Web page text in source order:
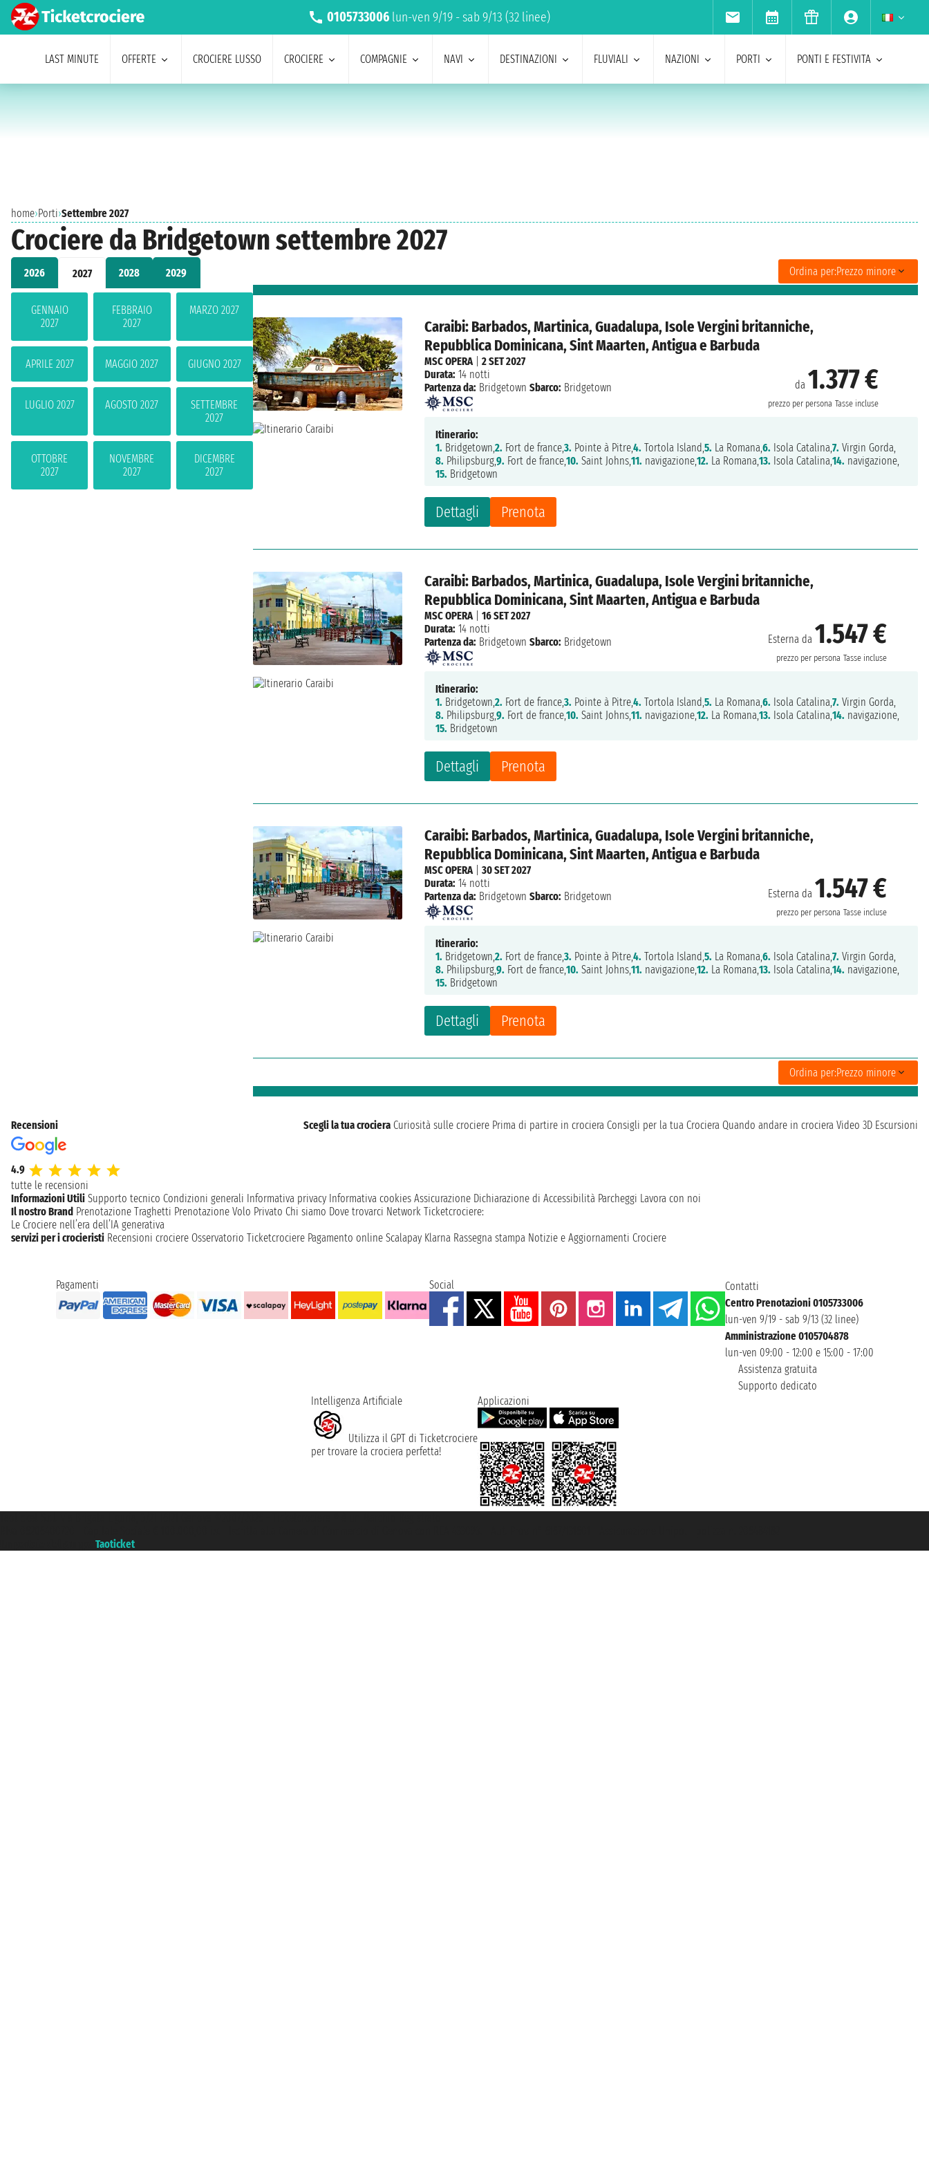
0105733006 lun-ven 9/19 - sab 9/13 (32 linee)
LAST MINUTE OFFERTE CROCIERE LUSSO CROCIERE COMPAGNIE NAVI DESTINAZIONI FLUVIALI NAZIONI PORTI PONTI E FESTIVITA
home›Porti›Settembre 2027
Crociere da Bridgetown settembre 2027
2026 2027 2028 2029
GENNAIO
2027
FEBBRAIO
2027
MARZO 2027
APRILE 2027 MAGGIO 2027 GIUGNO 2027
LUGLIO 2027 AGOSTO 2027
SETTEMBRE
2027
OTTOBRE
2027
NOVEMBRE
2027
DICEMBRE
2027
Ordina per:Prezzo minore
Caraibi: Barbados, Martinica, Guadalupa, Isole Vergini britanniche,
Repubblica Dominicana, Sint Maarten, Antigua e Barbuda
da 1.377 €
prezzo per persona Tasse incluse
Dettagli Prenota
MSC OPERA|2 SET 2027
Durata: 14 notti
Partenza da: Bridgetown Sbarco: Bridgetown
Itinerario:
1. Bridgetown,2. Fort de france,3. Pointe à Pitre,4. Tortola Island,5. La Romana,6. Isola Catalina,7. Virgin Gorda,
8. Philipsburg,9. Fort de france,10. Saint Johns,11. navigazione,12. La Romana,13. Isola Catalina,14. navigazione,
15. Bridgetown
Caraibi: Barbados, Martinica, Guadalupa, Isole Vergini britanniche,
Repubblica Dominicana, Sint Maarten, Antigua e Barbuda
Esterna da 1.547 €
prezzo per persona Tasse incluse
Dettagli Prenota
MSC OPERA|16 SET 2027
Durata: 14 notti
Partenza da: Bridgetown Sbarco: Bridgetown
Itinerario:
1. Bridgetown,2. Fort de france,3. Pointe à Pitre,4. Tortola Island,5. La Romana,6. Isola Catalina,7. Virgin Gorda,
8. Philipsburg,9. Fort de france,10. Saint Johns,11. navigazione,12. La Romana,13. Isola Catalina,14. navigazione,
15. Bridgetown
Caraibi: Barbados, Martinica, Guadalupa, Isole Vergini britanniche,
Repubblica Dominicana, Sint Maarten, Antigua e Barbuda
Esterna da 1.547 €
prezzo per persona Tasse incluse
Dettagli Prenota
MSC OPERA|30 SET 2027
Durata: 14 notti
Partenza da: Bridgetown Sbarco: Bridgetown
Itinerario:
1. Bridgetown,2. Fort de france,3. Pointe à Pitre,4. Tortola Island,5. La Romana,6. Isola Catalina,7. Virgin Gorda,
8. Philipsburg,9. Fort de france,10. Saint Johns,11. navigazione,12. La Romana,13. Isola Catalina,14. navigazione,
15. Bridgetown
Ordina per:Prezzo minore
Recensioni
4.9
tutte le recensioni
Scegli la tua crociera Curiosità sulle crociere Prima di partire in crociera Consigli per la tua Crociera Quando andare in crociera Video 3D Escursioni
Informazioni Utili Supporto tecnico Condizioni generali Informativa privacy Informativa cookies Assicurazione Dichiarazione di Accessibilità Parcheggi Lavora con noi
Il nostro Brand Prenotazione Traghetti Prenotazione Volo Privato Chi siamo Dove trovarci Network Ticketcrociere:
Le Crociere nell’era dell’IA generativa
servizi per i crocieristi Recensioni crociere Osservatorio Ticketcrociere Pagamento online Scalapay Klarna Rassegna stampa Notizie e Aggiornamenti Crociere
Pagamenti Social
Contatti
Centro Prenotazioni 0105733006
lun-ven 9/19 - sab 9/13 (32 linee)
Amministrazione 0105704878
lun-ven 09:00 - 12:00 e 15:00 - 17:00
Assistenza gratuita
Supporto dedicato
Intelligenza Artificiale
Utilizza il GPT di Ticketcrociere
per trovare la crociera perfetta!
Applicazioni
Taoticket